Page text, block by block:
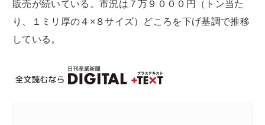
販売が続いている。市況は７万９０００円（トン当た
り、１ミリ厚の４×８サイズ）どころを下げ基調で推移
している。